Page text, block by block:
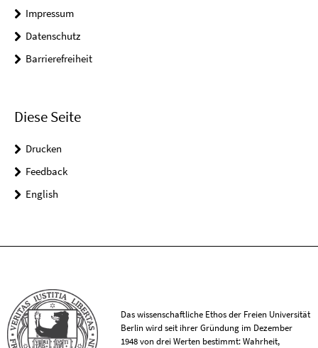
Impressum
Datenschutz
Barrierefreiheit
Diese Seite
Drucken
Feedback
English
Das wissenschaftliche Ethos der Freien Universität
Berlin wird seit ihrer Gründung im Dezember
1948 von drei Werten bestimmt: Wahrheit,